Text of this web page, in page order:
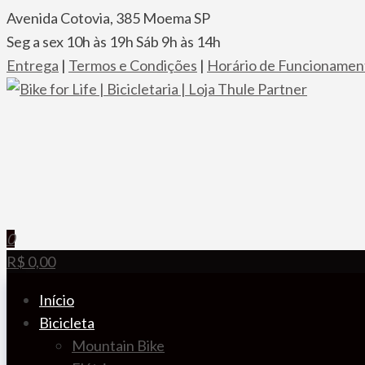
Pular
para
o
conteúdo
Avenida Cotovia, 385 Moema SP
Seg a sex 10h às 19h Sáb 9h às 14h
Entrega | Termos e Condições | Horário de
0
R$ 0,00
Início
Bicicleta
Mountain Bike